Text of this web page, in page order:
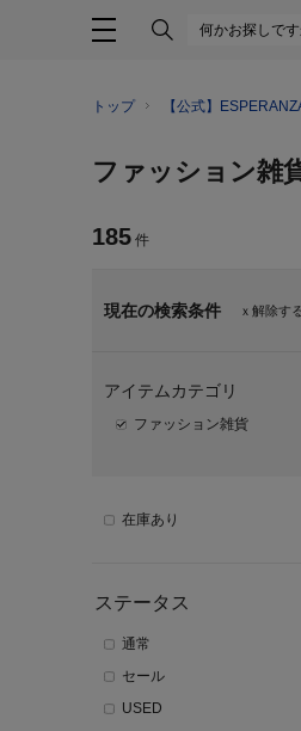
トップ 【公式】
ファッション雑
185 件
ｘ解除す
現在の検索条件
アイテムカテゴリ
ファッション雑貨
在庫あり
ステータス
通常
セール
USED